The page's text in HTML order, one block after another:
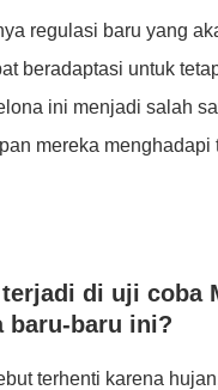
regulasi baru yang
beradaptasi untuk
ini menjadi salah
mereka menghadapi
di uji coba
baru-baru ini?
terhenti karena